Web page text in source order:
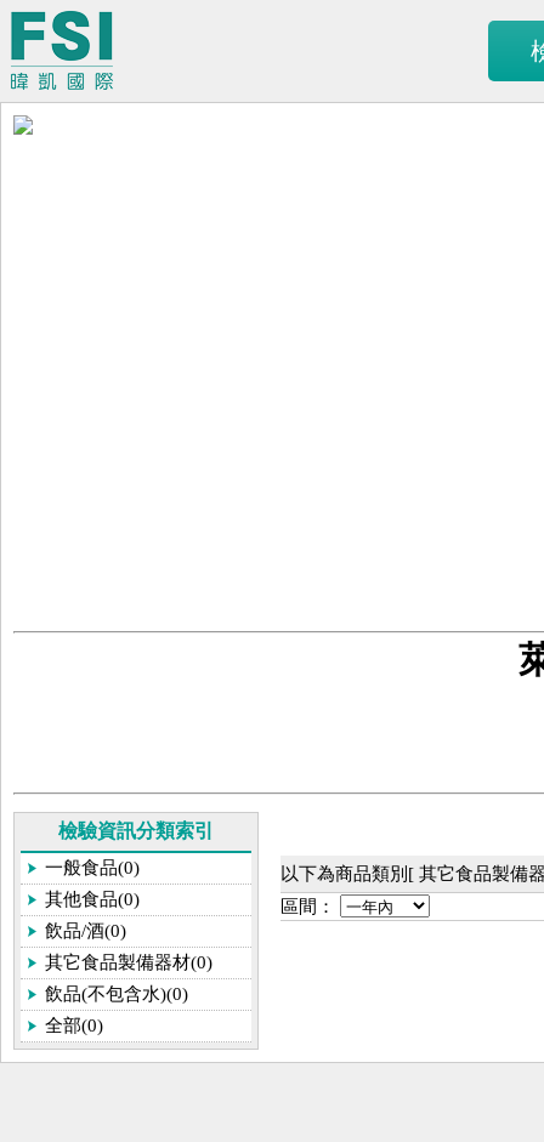
檢驗資訊分類索引
一般食品(0)
其他食品(0)
飲品/酒(0)
其它食品製備器材(0)
飲品(不包含水)(0)
全部(0)
以下為商品類別[ 其它食品製備
區間：